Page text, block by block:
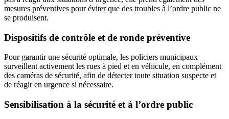
mesures préventives pour éviter que des troubles à l’ordre public ne
se produisent.
Dispositifs de contrôle et de ronde préventive
Pour garantir une sécurité optimale, les policiers municipaux
surveillent activement les rues à pied et en véhicule, en complément
des caméras de sécurité, afin de détecter toute situation suspecte et
de réagir en urgence si nécessaire.
Sensibilisation à la sécurité et à l’ordre public